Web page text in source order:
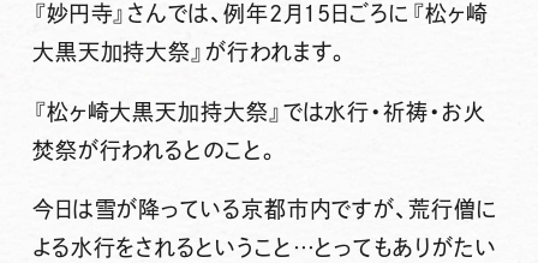
『妙円寺 』さんでは、例年2月15日ごろに『松ヶ崎
大黒天加持大祭 』が行われます。
『松ヶ崎大黒天加持大祭』では水行・祈祷・お火
焚祭が行われるとのこと。
今日は雪が降っている京都市内ですが、荒行僧に
よる水行をされるということ…とってもありがたい